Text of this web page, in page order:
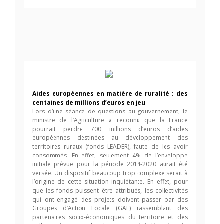
Aides européennes en matière de ruralité : des
centaines de millions d’euros en jeu
Lors d’une séance de questions au gouvernement, le
ministre de l’Agriculture a reconnu que la France
pourrait perdre 700 millions d’euros d’aides
européennes destinées au développement des
territoires ruraux (fonds LEADER), faute de les avoir
consommés. En effet, seulement 4% de l’enveloppe
initiale prévue pour la période 2014-2020 aurait été
versée. Un dispositif beaucoup trop complexe serait à
l’origine de cette situation inquiétante. En effet, pour
que les fonds puissent être attribués, les collectivités
qui ont engagé des projets doivent passer par des
Groupes d’Action Locale (GAL) rassemblant des
partenaires socio-économiques du territoire et des